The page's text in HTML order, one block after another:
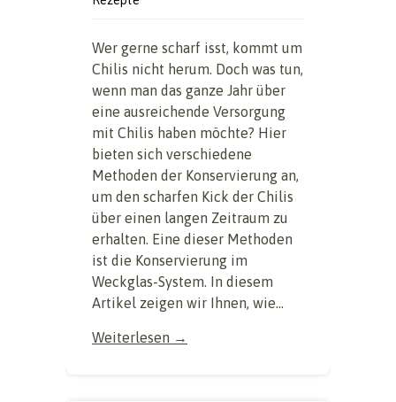
Wer gerne scharf isst, kommt um
Chilis nicht herum. Doch was tun,
wenn man das ganze Jahr über
eine ausreichende Versorgung
mit Chilis haben möchte? Hier
bieten sich verschiedene
Methoden der Konservierung an,
um den scharfen Kick der Chilis
über einen langen Zeitraum zu
erhalten. Eine dieser Methoden
ist die Konservierung im
Weckglas-System. In diesem
Artikel zeigen wir Ihnen, wie...
Weiterlesen →